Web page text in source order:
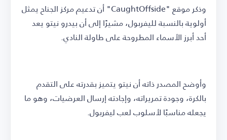
وذكر موقع "CaughtOffside" أن تدعيم مركز الجناح يمثل
أولوية بالنسبة لليفربول، مشيرًا إلى أن بيدرو نيتو يعد
أحد أبرز الأسماء المطروحة على طاولة النادي.
وأوضح المصدر ذاته أن نيتو يتميز بقدرته على التقدم
بالكرة، وجودة تمريراته، وإجادته إرسال العرضيات، وهو ما
يجعله مناسبًا لأسلوب لعب ليفربول.